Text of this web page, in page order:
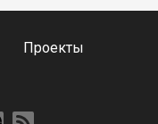
Проекты